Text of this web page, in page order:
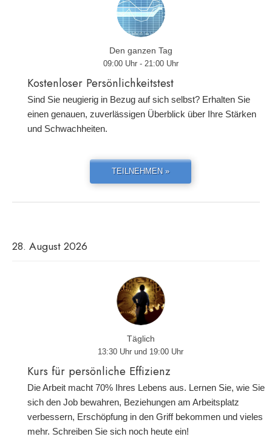
Den ganzen Tag
09:00 Uhr - 21:00 Uhr
Kostenloser Persönlichkeitstest
Sind Sie neugierig in Bezug auf sich selbst? Erhalten Sie
einen genauen, zuverlässigen Überblick über Ihre Stärken
und Schwachheiten.
TEILNEHMEN »
28. August 2026
Täglich
13:30 Uhr und 19:00 Uhr
Kurs für persönliche Effizienz
Die Arbeit macht 70% Ihres Lebens aus. Lernen Sie, wie Sie
sich den Job bewahren, Beziehungen am Arbeitsplatz
verbessern, Erschöpfung in den Griff bekommen und vieles
mehr. Schreiben Sie sich noch heute ein!